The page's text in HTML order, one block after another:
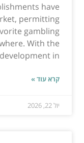
have
permitting
gambling
With the
development in...
קרא עוד »
יול 22, 2026